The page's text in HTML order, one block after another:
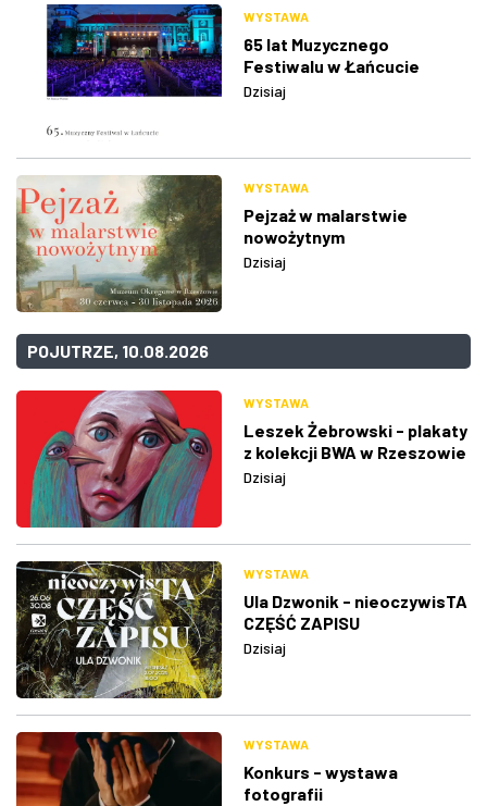
WYSTAWA
65 lat Muzycznego
Festiwalu w Łańcucie
Dzisiaj
WYSTAWA
Pejzaż w malarstwie
nowożytnym
Dzisiaj
POJUTRZE, 10.08.2026
WYSTAWA
Leszek Żebrowski - plakaty
z kolekcji BWA w Rzeszowie
Dzisiaj
WYSTAWA
Ula Dzwonik - nieoczywisTA
CZĘŚĆ ZAPISU
Dzisiaj
WYSTAWA
Konkurs - wystawa
fotografii